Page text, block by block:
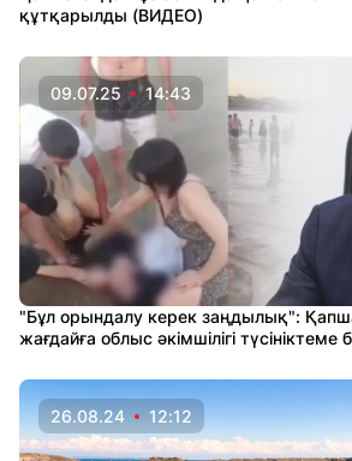
құтқарылды (ВИДЕО)
09.07.25 14:43
"Бұл орындалу керек заңдылық":
жағдайға облыс әкімшілігі түсініктеме
26.08.24 12:12